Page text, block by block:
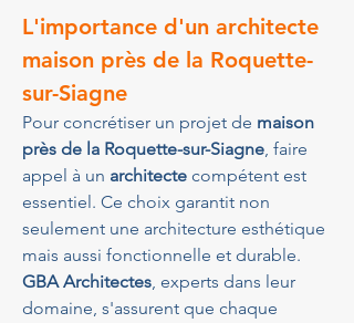
L'importance d'un architecte
maison près de la Roquette-
sur-Siagne
Pour concrétiser un projet de maison
près de la Roquette-sur-Siagne, faire
appel à un architecte compétent est
essentiel. Ce choix garantit non
seulement une architecture esthétique
mais aussi fonctionnelle et durable.
GBA Architectes, experts dans leur
domaine, s'assurent que chaque